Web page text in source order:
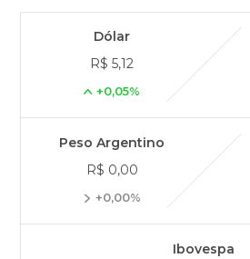
Dólar
R$ 5,12
+0,05%
Peso Argentino
R$ 0,00
+0,00%
Ibovespa